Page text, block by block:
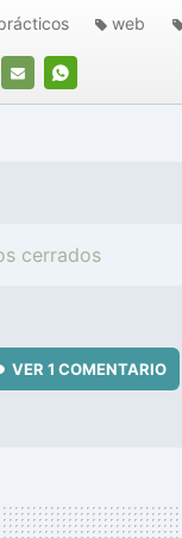
E-
WHATSAPP
web
cerrados
VER 1 COMENTARIO